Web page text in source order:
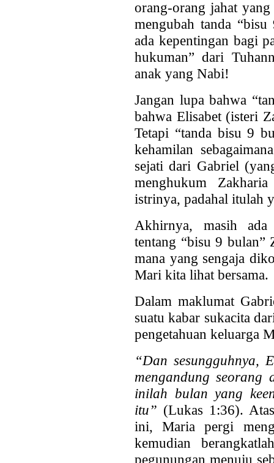
orang-orang jahat
mengubah tanda
ada kepentingan bagi
hukuman” dari
anak yang Nabi!
Jangan lupa bahwa
bahwa Elisabet (isteri
Tetapi “tanda bisu 9
kehamilan
sejati dari Gabriel
menghukum
istrinya, padahal itulah
Akhirnya, masih
tentang “bisu 9
mana yang sengaja
Mari kita lihat bersama.
Dalam maklumat
suatu kabar sukacita
pengetahuan keluarga
“Dan sesungguhnya,
mengandung
inilah bulan yang
itu” (Lukas 1:36).
ini, Maria pergi
kemudian
pegunungan menuju